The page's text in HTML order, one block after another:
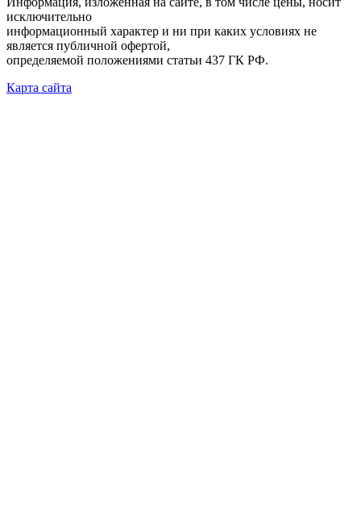
исключительно
информационный характер и ни при каких условиях не
является публичной офертой,
определяемой положениями статьи 437 ГК РФ.
Карта сайта